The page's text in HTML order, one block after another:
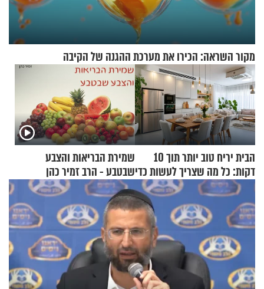
מקור השראה: הכירו את מערכת ההגנה של הקיבה
הבית יריח טוב יותר תוך 10
דקות: כל מה שצריך לעשות כדי
לרענן את הבית
שמירת הבריאות והצבע
שבטבע - הרב זמיר כהן